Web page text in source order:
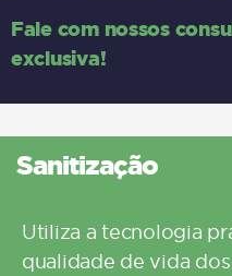
Fale com nossos
exclusiva!
Sanitização
Utiliza a tecnologia
qualidade de vida